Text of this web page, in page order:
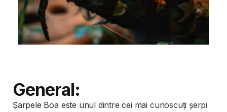
General:
Șarpele Boa este unul dintre cei mai cunoscuți șerpi